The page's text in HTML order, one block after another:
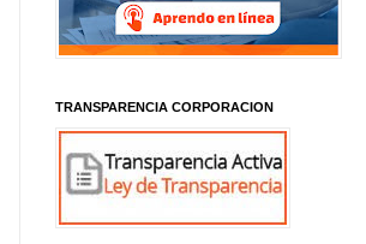
TRANSPARENCIA CORPORACION